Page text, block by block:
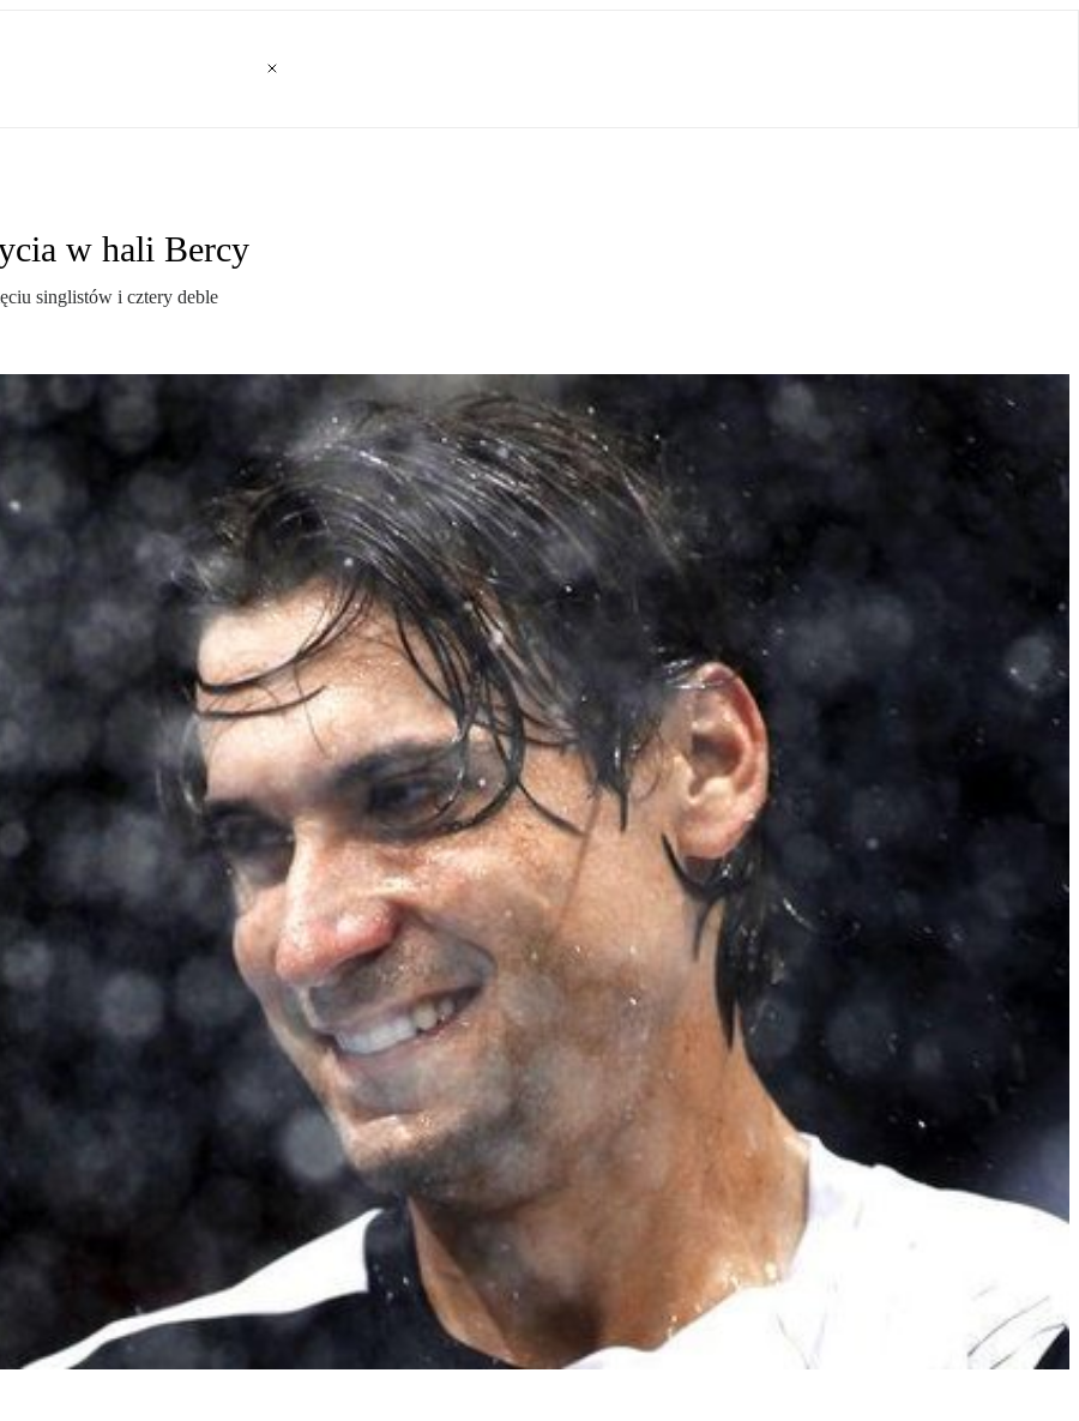
w hali Bercy
singlistów i cztery deble